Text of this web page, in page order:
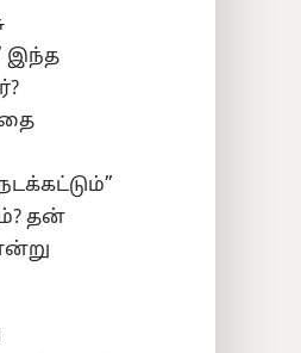
இந்த
தன்